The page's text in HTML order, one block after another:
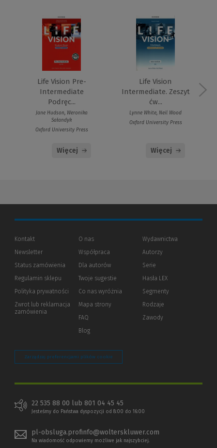
Life Vision Pre-
Intermediate
Podręc...
Jane Hudson, Weronika
Sałandyk
Oxford University Press
Więcej
Life Vision
Intermediate. Zeszyt
ćw...
Lynne White, Neil Wood
Oxford University Press
Więcej
Kontakt
Newsletter
Status zamówienia
Regulamin sklepu
Polityka prywatności (Nowe
(Link
innej
Zwrot lub reklamacja
zamówienia
O nas
Współpraca
Dla autorów(Nowe
(Link
innej
strony)
Twoje sugestie
Co nas wyróżnia
Mapa strony
FAQ
Blog
Wydawnictwa
Autorzy
Serie
Hasła LEX
Segmenty
Rodzaje
Zawody
Zarządzaj preferencjami plików cookie
22 535 88 00 lub 801 04 45 45
Jesteśmy do Państwa dyspozycji od 8:00 do 16:00
pl-obsluga.profinfo@wolterskluwer.com
Na wiadomość odpowiemy możliwe jak najszybciej.